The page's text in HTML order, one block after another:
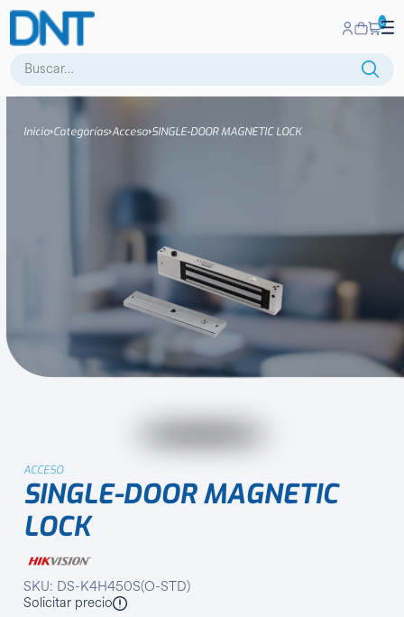
Buscar:
0
Inicio Categorías Acceso SINGLE-DOOR MAGNETIC LOCK
ACCESO
SINGLE-DOOR MAGNETIC
LOCK
SKU: DS-K4H450S(O-STD)
Solicitar precio